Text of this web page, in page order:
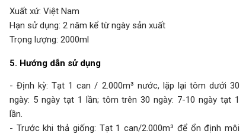
- Định kỳ: Tạt 1 can / 2.000m³ nước, lặp lại tôm dưới 30
ngày: 5 ngày tạt 1 lần; tôm trên 30 ngày: 7-10 ngày tạt 1
lần.
- Trước khi thả giống: Tạt 1 can/2.000m³ để ổn định môi
5. Hướng dẫn sử dụng
Xuất xứ: Việt Nam
Hạn sử dụng: 2 năm kể từ ngày sản xuất
Trọng lượng: 2000ml